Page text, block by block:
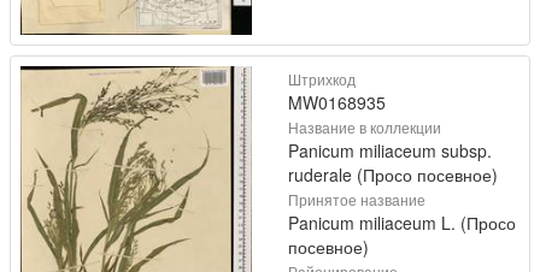
Штрихкод
MW0168935
Название в коллекции
Panicum miliaceum subsp.
ruderale (Просо посевное)
Принятое название
Panicum miliaceum L. (Просо
посевное)